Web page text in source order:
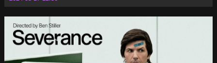
《破案三人行》第四季公開前導預告！梅麗莎
麥卡錫加盟
2024-05-17 12:36